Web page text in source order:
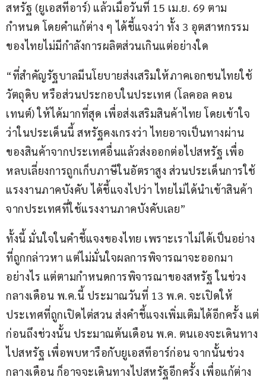
สหรัฐ (ยูเอสทีอาร์) แล้วเมื่อวันที่ 15 เม.ย. 69 ตาม
กำหนด โดยคำแก้ต่าง ๆ ได้ชี้แจงว่า ทั้ง 3 อุตสาหกรรม
ของไทยไม่มีกำลังการผลิตส่วนเกินแต่อย่างใด
“ที่สำคัญรัฐบาลมีนโยบายส่งเสริมให้ภาคเอกชนไทยใช้
วัตถุดิบ หรือส่วนประกอบในประเทศ (โลคอล คอน
เทนต์) ให้ได้มากที่สุด เพื่อส่งเสริมสินค้าไทย โดยเข้าใจ
ว่าในประเด็นนี้ สหรัฐคงเกรงว่า ไทยอาจเป็นทางผ่าน
ของสินค้าจากประเทศอื่นแล้วส่งออกต่อไปสหรัฐ เพื่อ
หลบเลี่ยงการถูกเก็บภาษีในอัตราสูง ส่วนประเด็นการใช้
แรงงานภาคบังคับ ได้ชี้แจงไปว่า ไทยไม่ได้นำเข้าสินค้า
จากประเทศที่ใช้แรงงานภาคบังคับเลย”
ทั้งนี้ มั่นใจในคำชี้แจงของไทย เพราะเราไม่ได้เป็นอย่าง
ที่ถูกกล่าวหา แต่ไม่มั่นใจผลการพิจารณาจะออกมา
อย่างไร แต่ตามกำหนดการพิจารณาของสหรัฐ ในช่วง
กลางเดือน พ.ค.นี้ ประมาณวันที่ 13 พ.ค. จะเปิดให้
ประเทศที่ถูกเปิดไต่สวน ส่งคำชี้แจงเพิ่มเติมได้อีกครั้ง แต่
ก่อนถึงช่วงนั้น ประมาณต้นเดือน พ.ค. ตนเองจะเดินทาง
ไปสหรัฐ เพื่อพบหารือกับยูเอสทีอาร์ก่อน จากนั้นช่วง
กลางเดือน ก็อาจจะเดินทางไปสหรัฐอีกครั้ง เพื่อแก้ต่าง